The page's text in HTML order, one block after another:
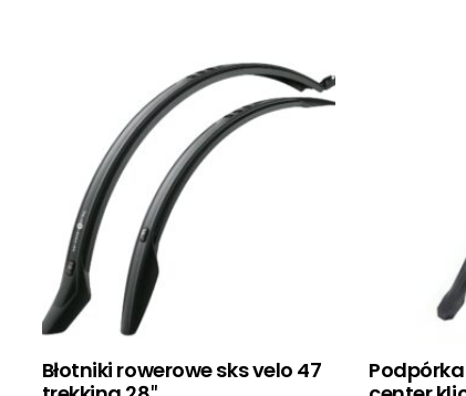
Błotniki rowerowe sks velo 47